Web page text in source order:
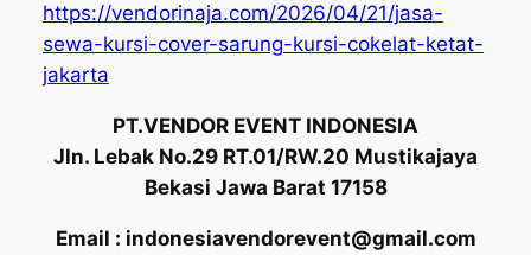
https://vendorinaja.com/2026/04/21/jasa-
sewa-kursi-cover-sarung-kursi-cokelat-ketat-
jakarta
PT.VENDOR EVENT INDONESIA
Jln. Lebak No.29 RT.01/RW.20 Mustikajaya
Bekasi Jawa Barat 17158
Email : indonesiavendorevent@gmail.com